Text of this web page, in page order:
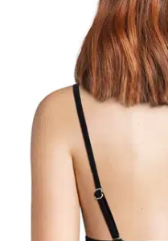
Valitse koko
M
Loppu varastosta
Valitse toimitustapa
Nouto myymälästä
Ilmainen
Siirry valitsemaan myymälä